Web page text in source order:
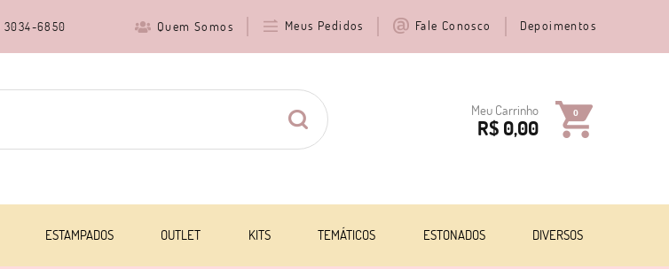
3034-6850 Quem Somos Meus Pedidos Fale Conosco Depoimentos
Meu Carrinho 0
R$ 0,00
ESTAMPADOS OUTLET KITS TEMÁTICOS ESTONADOS DIVERSOS